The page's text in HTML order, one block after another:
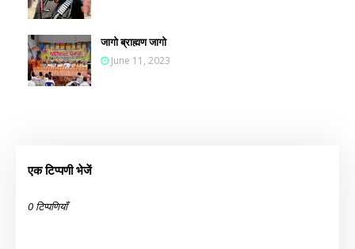
जागो ब्राह्मण जागो
June 11, 2023
एक टिप्पणी भेजें
0 टिप्पणियाँ